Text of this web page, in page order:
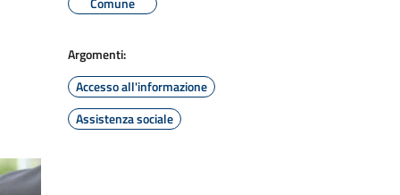
Argomenti:
Accesso all'informazione
Assistenza sociale